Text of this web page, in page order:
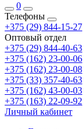
0
Телефоны
+375 (29) 844-15-27
Оптовый отдел
+375 (29) 844-40-63
+375 (162) 23-00-06
+375 (162) 23-00-08
+375 (33) 357-40-63
+375 (162) 43-00-03
+375 (163) 22-09-92
Личный кабинет